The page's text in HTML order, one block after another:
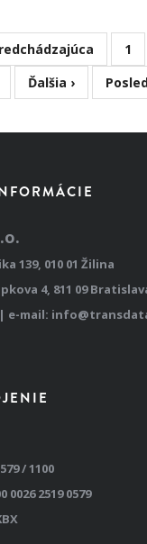
1
Ďalšia
strana
Ďalšia ›
139, 010 01 Žilina
4, 811 09
| e-mail:
/ 1100
0026 2519 0579